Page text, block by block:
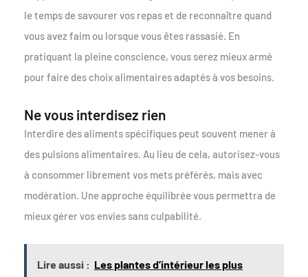
le temps de savourer vos repas et de reconnaître quand
vous avez faim ou lorsque vous êtes rassasié. En
pratiquant la pleine conscience, vous serez mieux armé
pour faire des choix alimentaires adaptés à vos besoins.
Ne vous interdisez rien
Interdire des aliments spécifiques peut souvent mener à
des pulsions alimentaires. Au lieu de cela, autorisez-vous
à consommer librement vos mets préférés, mais avec
modération. Une approche équilibrée vous permettra de
mieux gérer vos envies sans culpabilité.
Lire aussi : Les plantes d’intérieur les plus